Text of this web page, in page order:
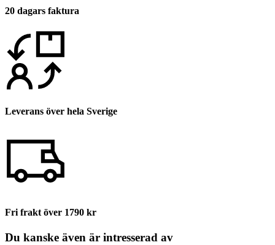
20 dagars faktura
Leverans över hela Sverige
Fri frakt över 1790 kr
Du kanske även är intresserad av